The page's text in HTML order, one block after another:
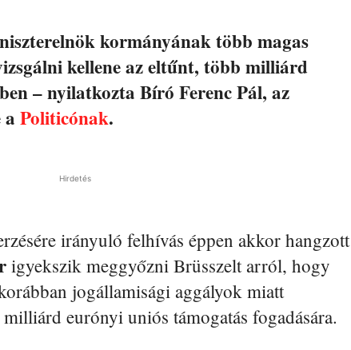
kormányának több magas
kellene az eltűnt, több milliárd
– nyilatkozta Bíró Ferenc Pál, az
Politicónak.
Hirdetés
irányuló felhívás éppen akkor hangzott
igyekszik meggyőzni Brüsszelt arról, hogy
jogállamisági aggályok miatt
eurónyi uniós támogatás fogadására.